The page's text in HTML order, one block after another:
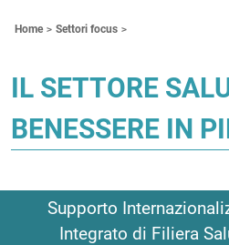
Contenuti Principali
Home Settori focus
IL SETTORE
BENESSERE IN
Supporto
Integrato di Filiera